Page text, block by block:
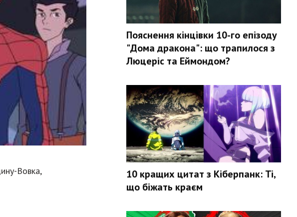
Вовка,
Пояснення кінцівки 10-го епізоду
"Дома дракона": що трапилося з
Люцеріс та Еймондом?
10 кращих цитат з Кіберпанк: Ті,
що біжать краєм